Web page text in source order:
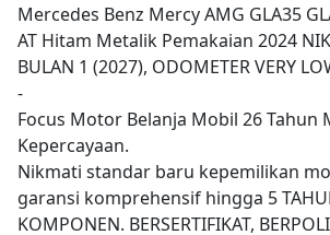
Mercedes Benz Mercy AMG GLA35
AT Hitam Metalik Pemakaian 2024 NIK
BULAN 1 (2027), ODOMETER VERY
-
Focus Motor Belanja Mobil 26 Tahun
Kepercayaan.
Nikmati standar baru kepemilikan
garansi komprehensif hingga 5
KOMPONEN. BERSERTIFIKAT,